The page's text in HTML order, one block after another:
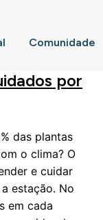
Comunidade
por
das plantas
o clima? O
e cuidar
estação. No
em cada